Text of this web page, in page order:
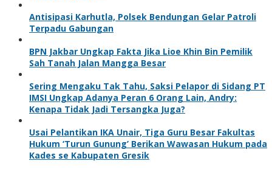
Antisipasi Karhutla, Polsek Bendungan Gelar Patroli
Terpadu Gabungan
BPN Jakbar Ungkap Fakta Jika Lioe Khin Bin Pemilik
Sah Tanah Jalan Mangga Besar
Sering Mengaku Tak Tahu, Saksi Pelapor di Sidang PT
IMSI Ungkap Adanya Peran 6 Orang Lain, Andry:
Kenapa Tidak Jadi Tersangka Juga?
Usai Pelantikan IKA Unair, Tiga Guru Besar Fakultas
Hukum ‘Turun Gunung’ Berikan Wawasan Hukum pada
Kades se Kabupaten Gresik